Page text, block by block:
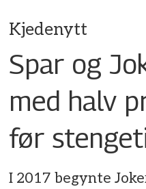
Kjedenytt
Spar og
med halv
før
I 2017 begynte